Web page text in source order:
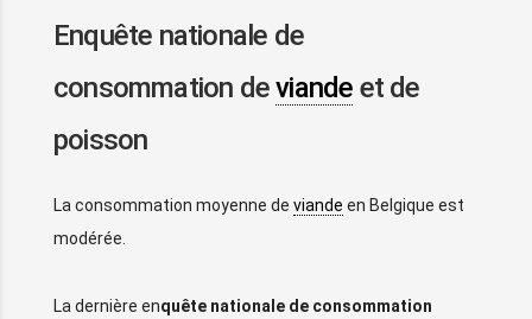
Enquête nationale de
consommation deviande et de
poisson
La consommation moyenne de viande en Belgique est
modérée.
La dernière enquête nationale de consommation